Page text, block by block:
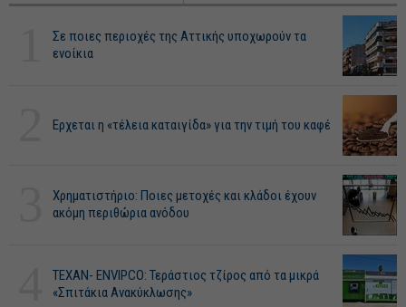
Σε ποιες περιοχές της Αττικής υποχωρούν τα
ενοίκια
Ερχεται η «τέλεια καταιγίδα» για την τιμή του καφέ
Χρηματιστήριο: Ποιες μετοχές και κλάδοι έχουν
ακόμη περιθώρια ανόδου
ΤΕΧΑΝ- ENVIPCO: Τεράστιος τζίρος από τα μικρά
«Σπιτάκια Ανακύκλωσης»